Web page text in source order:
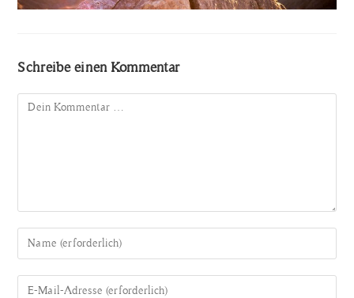
Schreibe einen Kommentar